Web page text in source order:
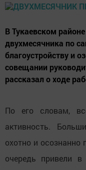
В Тукаевском
двухмесячника по
благоустройству и
совещании
рассказал о ходе
По его словам,
активность.
охотно и
очередь привели